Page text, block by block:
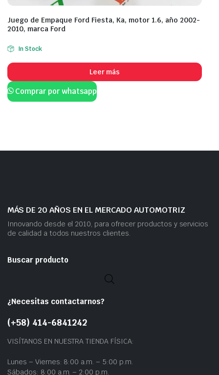
Juego de Empaque Ford Fiesta, Ka, motor 1.6, año 2002-
2010, marca Ford
In Stock
Leer más
Comprar por whatsapp
MÁS DE 20 AÑOS EN EL MERCADO AUTOMOTRIZ
Innovando desde el 2010, para ofrecer productos y servicios
de calidad a todos nuestros clientes.
Buscar producto
¿Necesitas contactarnos?
(+58) 414-6841242
VISÍTANOS EN NUESTRA TIENDA FÍSICA:
Lunes – Viernes: 8:00 a.m. – 5:00 p.m.
Sábados: 8:00 a.m. – 2:00 p.m.